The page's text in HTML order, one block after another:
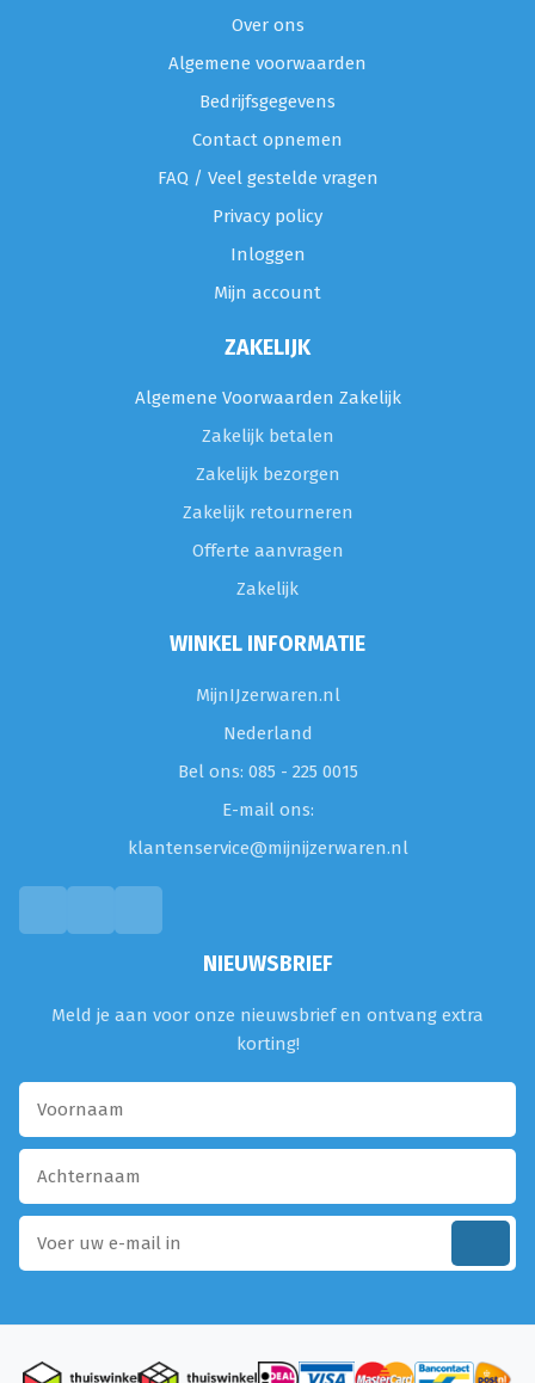
Over ons
Algemene voorwaarden
Bedrijfsgegevens
Contact opnemen
FAQ / Veel gestelde vragen
Privacy policy
Inloggen
Mijn account
ZAKELIJK
Algemene Voorwaarden Zakelijk
Zakelijk betalen
Zakelijk bezorgen
Zakelijk retourneren
Offerte aanvragen
Zakelijk
WINKEL INFORMATIE
MijnIJzerwaren.nl
Nederland
Bel ons: 085 - 225 0015
E-mail ons:
klantenservice@mijnijzerwaren.nl
NIEUWSBRIEF
Meld je aan voor onze nieuwsbrief en ontvang extra
korting!